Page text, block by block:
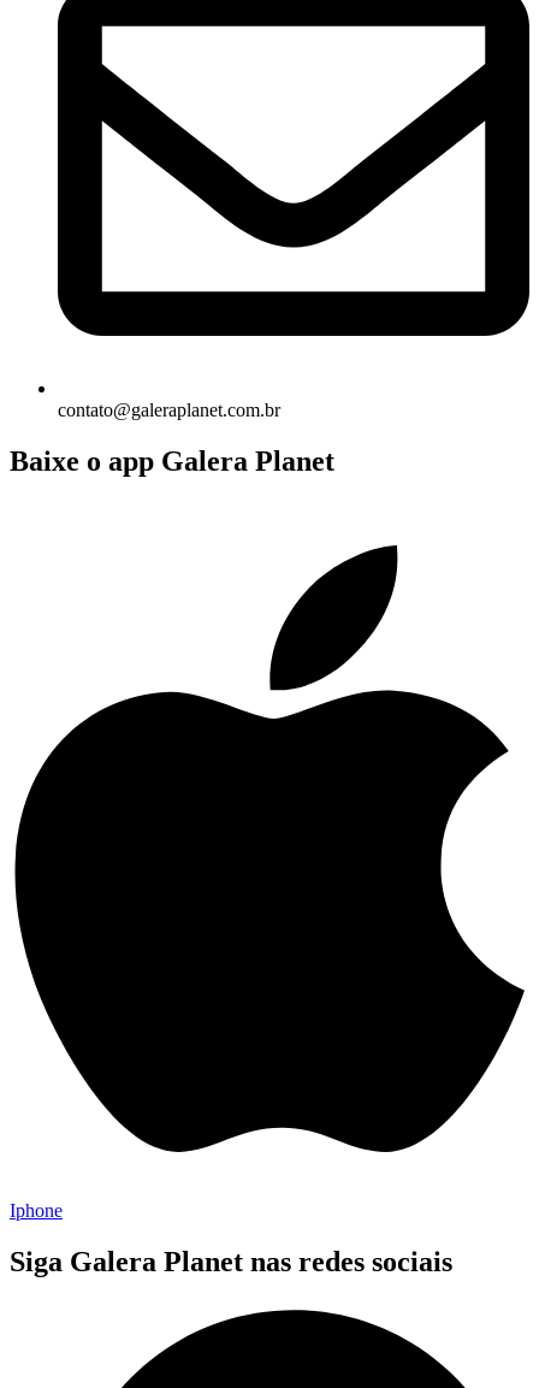
contato@galeraplanet.com.br
Baixe o app Galera Planet
Iphone
Siga Galera Planet nas redes sociais